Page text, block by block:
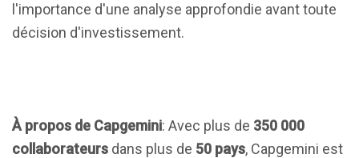
l'importance d'une analyse approfondie avant toute
décision d'investissement.
À propos de Capgemini: Avec plus de 350 000
collaborateurs dans plus de 50 pays, Capgemini est